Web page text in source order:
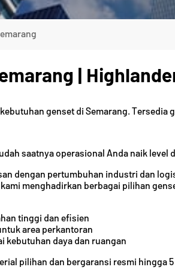
|
genset di Semarang. Tersedia
saatnya operasional Anda naik level
dengan pertumbuhan industri dan
menghadirkan berbagai pilihan
tinggi dan efisien
area perkantoran
kebutuhan daya dan ruangan
pilihan dan bergaransi resmi hingga 5